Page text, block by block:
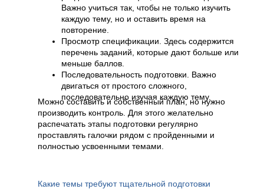
Важно учиться так, чтобы не только изучить
каждую тему, но и оставить время на
повторение.
Просмотр спецификации. Здесь содержится
перечень заданий, которые дают больше или
меньше баллов.
Последовательность подготовки. Важно
двигаться от простого сложного,
последовательно изучая каждую тему.
Можно составить и собственный план, но нужно
производить контроль. Для этого желательно
распечатать этапы подготовки регулярно
проставлять галочки рядом с пройденными и
полностью усвоенными темами.
Какие темы требуют тщательной подготовки